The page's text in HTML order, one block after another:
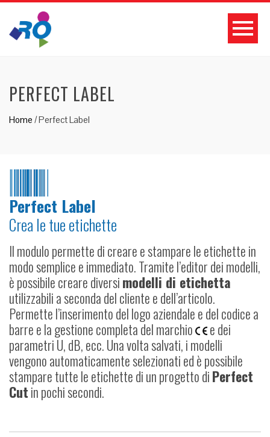
PERFECT LABEL
Home /Perfect Label
Perfect Label
Crea le tue etichette
Il modulo permette di creare e stampare le etichette in
modo semplice e immediato. Tramite l’editor dei modelli,
è possibile creare diversimodelli di etichetta
utilizzabili a seconda del cliente e dell’articolo.
Permette l’inserimento del logo aziendale e del codice a
barre e la gestione completa del marchio
e dei
parametri U, dB, ecc. Una volta salvati, i modelli
vengono automaticamente selezionati ed è possibile
stampare tutte le etichette di un progetto diPerfect
Cutin pochi secondi.